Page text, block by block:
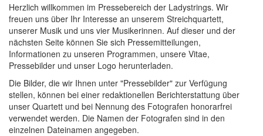
Herzlich willkommen im Pressebereich der Ladystrings. Wir
freuen uns über Ihr Interesse an unserem Streichquartett,
unserer Musik und uns vier Musikerinnen. Auf dieser und der
nächsten Seite können Sie sich Pressemitteilungen,
Informationen zu unseren Programmen, unsere Vitae,
Pressebilder und unser Logo herunterladen.
Die Bilder, die wir Ihnen unter "Pressebilder" zur Verfügung
stellen, können bei einer redaktionellen Berichterstattung über
unser Quartett und bei Nennung des Fotografen honorarfrei
verwendet werden. Die Namen der Fotografen sind in den
einzelnen Dateinamen angegeben.